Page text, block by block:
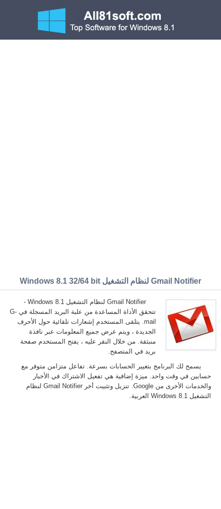
Gmail Notifier لنظام التشغيل Windows 8.1 32/64 bit
Gmail Notifier لنظام التشغيل Windows 8.1 -
تتحقق الأداة المساعدة من علبة البريد المسجلة في G-
mail. يتلقى المستخدم إشعارات تلقائية حول الأحرف
الجديدة ، ويتم عرض جميع المعلومات عبر نافذة
منبثقة. من خلال النقر عليه ، يفتح المستخدم صفحة
بريد في المتصفح.
يسمح لك البرنامج بتغيير الحسابات بسرعة. تفاعل متزامن متوفر مع
حسابين في وقت واحد. ميزة إضافية هي تفعيل الاشتراك في الأخبار
والخدمات الأخرى من Google. تنزيل وتثبيت أخر Gmail Notifier لنظام
التشغيل Windows 8.1 العربية.